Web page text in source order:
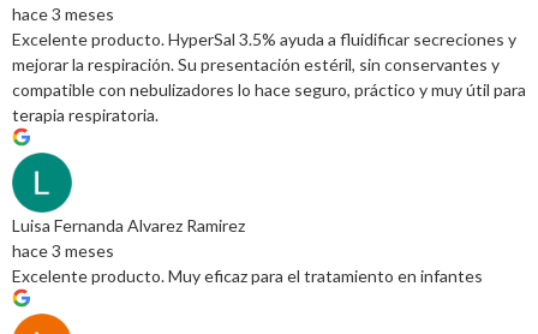
hace 3 meses
Excelente producto. HyperSal 3.5% ayuda a fluidificar secreciones y
mejorar la respiración. Su presentación estéril, sin conservantes y
compatible con nebulizadores lo hace seguro, práctico y muy útil para
terapia respiratoria.
Luisa Fernanda Alvarez Ramirez
hace 3 meses
Excelente producto. Muy eficaz para el tratamiento en infantes